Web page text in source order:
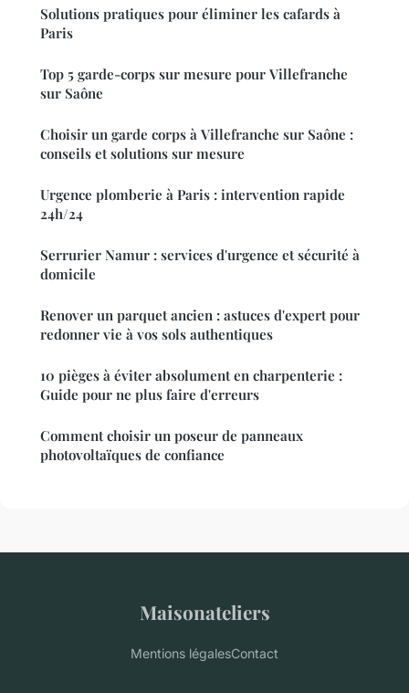
Solutions pratiques pour éliminer les cafards à
Paris
Top 5 garde-corps sur mesure pour Villefranche
sur Saône
Choisir un garde corps à Villefranche sur Saône :
conseils et solutions sur mesure
Urgence plomberie à Paris : intervention rapide
24h/24
Serrurier Namur : services d'urgence et sécurité à
domicile
Renover un parquet ancien : astuces d'expert pour
redonner vie à vos sols authentiques
10 pièges à éviter absolument en charpenterie :
Guide pour ne plus faire d'erreurs
Comment choisir un poseur de panneaux
photovoltaïques de confiance
Maisonateliers
Mentions légalesContact